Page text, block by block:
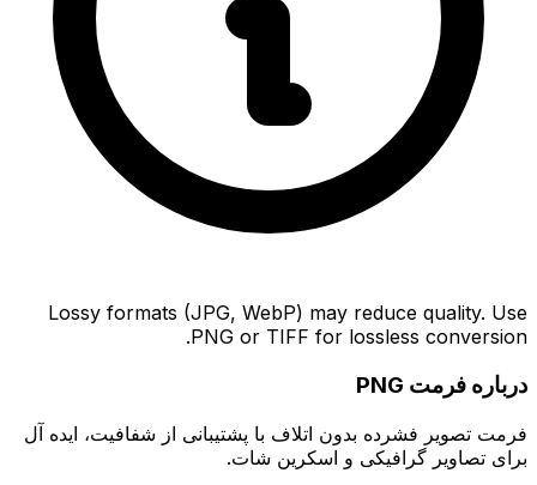
Lossy formats (JPG, WebP) may reduce quality. Use
PNG or TIFF for lossless conversion.
درباره فرمت PNG
فرمت تصویر فشرده بدون اتلاف با پشتیبانی از شفافیت، ایده آل
برای تصاویر گرافیکی و اسکرین شات.